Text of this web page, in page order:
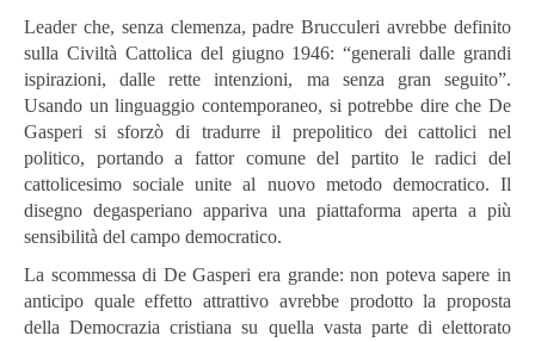
Leader che, senza clemenza, padre Brucculeri avrebbe definito
sulla Civiltà Cattolica del giugno 1946: “generali dalle grandi
ispirazioni, dalle rette intenzioni, ma senza gran seguito”.
Usando un linguaggio contemporaneo, si potrebbe dire che De
Gasperi si sforzò di tradurre il prepolitico dei cattolici nel
politico, portando a fattor comune del partito le radici del
cattolicesimo sociale unite al nuovo metodo democratico. Il
disegno degasperiano appariva una piattaforma aperta a più
sensibilità del campo democratico.
La scommessa di De Gasperi era grande: non poteva sapere in
anticipo quale effetto attrattivo avrebbe prodotto la proposta
della Democrazia cristiana su quella vasta parte di elettorato